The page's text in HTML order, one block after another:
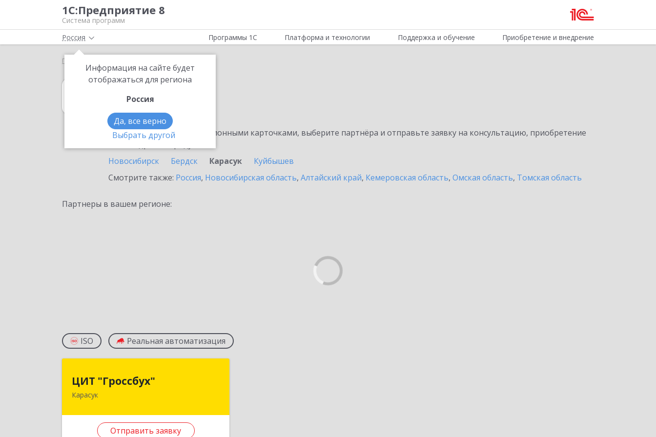
1С:Предприятие 8
Система программ
Россия
Информация на сайте будет
отображаться для региона
Россия
Да, все верно
Выбрать другой
Программы 1С Платформа и технологии Поддержка и обучение Приобретение и внедрение
Главная
1С:Касса
в Карасуке
Ознакомьтесь с информационными карточками, выберите партнёра и отправьте заявку на консультацию, приобретение
Новосибирск
Бердск Карасук
Куйбышев
Смотрите также: Россия, Новосибирская область, Алтайский край, Кемеровская область, Омская область, Томская область
Партнеры в вашем регионе:
ISO Реальная автоматизация
ЦИТ "Гроссбух"
Карасук
Отправить заявку
ЦИТ "Гроссбух"
ул, дом № 9, оф.3